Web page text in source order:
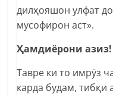
дилҳояшон улфат
мусофирон аст».
Ҳамдиёрони азиз!
Тавре ки то имрӯз
карда будам, тибқи